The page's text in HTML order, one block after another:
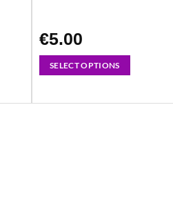
€5.00
SELECT OPTIONS